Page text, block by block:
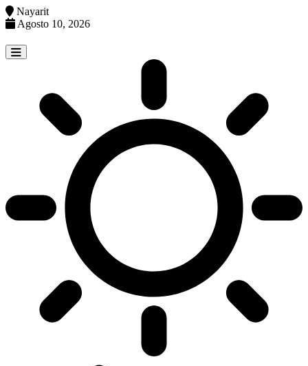
Nayarit
Agosto 10, 2026
to
content